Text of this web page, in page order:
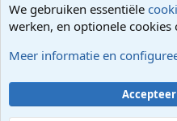
We gebruiken essentiële
werken, en optionele
Meer informatie en